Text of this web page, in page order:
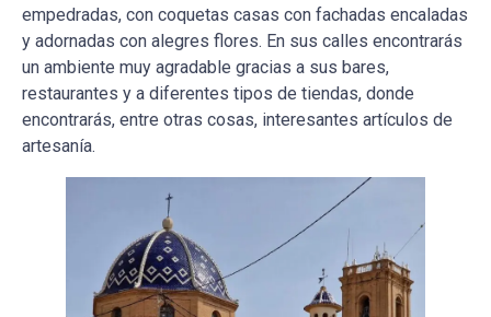
empedradas, con coquetas casas con fachadas encaladas
y adornadas con alegres flores. En sus calles encontrarás
un ambiente muy agradable gracias a sus bares,
restaurantes y a diferentes tipos de tiendas, donde
encontrarás, entre otras cosas, interesantes artículos de
artesanía.